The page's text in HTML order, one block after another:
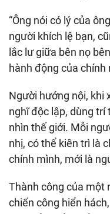
“Ông nói có lý của
người khích lệ bạn,
lắc lư giữa bên nọ
hành động của chính
Người hướng nội, khi
nghĩ độc lập, dùng
nhìn thế giới. Mỗi
nhị, có thể kiên trì là
chính mình, mới là
Thành công của một
chiến công hiển